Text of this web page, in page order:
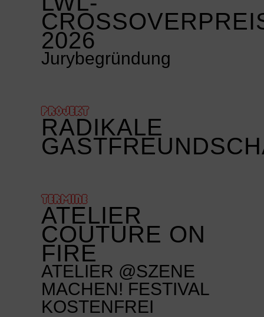
2026
Jurybegründung
PROJEKT
RADIKALE
TERMINE
ATELIER
COUTURE ON
FIRE
ATELIER @SZENE
MACHEN! FESTIVAL
KOSTENFREI